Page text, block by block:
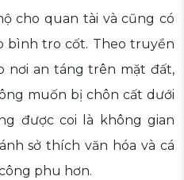
cho quan tài và cũng có
bình tro cốt. Theo truyền
nơi an táng trên mặt đất,
muốn bị chôn cất dưới
được coi là không gian
sở thích văn hóa và cá
phu hơn.